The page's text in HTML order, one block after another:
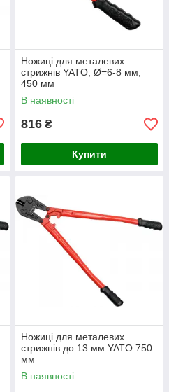
Ножиці для металевих
стрижнів YATO, Ø=6-8 мм,
450 мм
В наявності
816 ₴
Купити
Ножиці для металевих
стрижнів до 13 мм YATO 750
мм
В наявності